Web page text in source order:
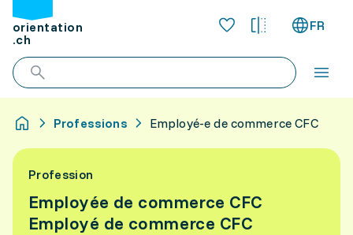
orientation
.ch
FR
Professions Employé-e de commerce CFC
Profession
Employée de commerce CFC
Employé de commerce CFC